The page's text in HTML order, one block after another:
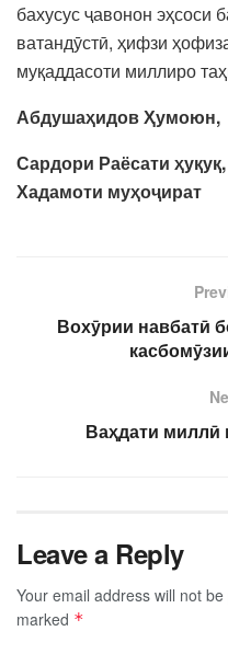
бахусус ҷавонон эҳсоси
ватандӯстӣ, ҳифзи
муқаддасоти миллиро
Абдушаҳидов Ҳумоюн,
Сардори Раёсати
Хадамоти муҳоҷират
Вохӯрии навбатӣ
Ваҳдати миллӣ
Leave a Reply
Your email address will not
marked *